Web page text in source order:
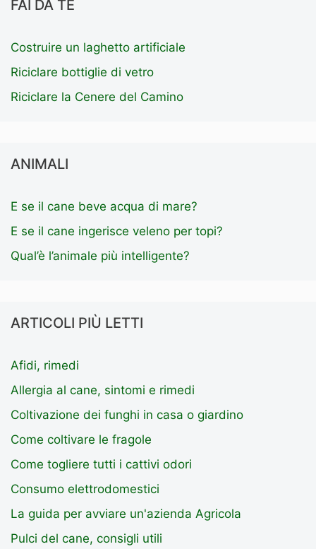
FAI DA TE
Costruire un laghetto artificiale
Riciclare bottiglie di vetro
Riciclare la Cenere del Camino
ANIMALI
E se il cane beve acqua di mare?
E se il cane ingerisce veleno per topi?
Qual’è l’animale più intelligente?
ARTICOLI PIÙ LETTI
Afidi, rimedi
Allergia al cane, sintomi e rimedi
Coltivazione dei funghi in casa o giardino
Come coltivare le fragole
Come togliere tutti i cattivi odori
Consumo elettrodomestici
La guida per avviare un'azienda Agricola
Pulci del cane, consigli utili